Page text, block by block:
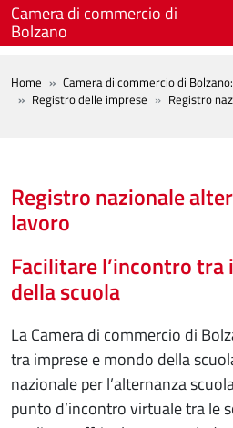
Salta al contenuto principale
Camera di commercio di
Bolzano
BREADCRUMB
Home
Camera di commercio di
Registro delle imprese
Registro
Registro nazionale
lavoro
Facilitare l’incontro tra
della scuola
La Camera di commercio di
tra imprese e mondo della
nazionale per l’alternanza
punto d’incontro virtuale tra le